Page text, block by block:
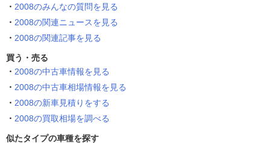
2008のみんなの質問を見る
2008の関連ニュースを見る
2008の関連記事を見る
買う・売る
2008の中古車情報を見る
2008の中古車相場情報を見る
2008の新車見積りをする
2008の買取相場を調べる
似たタイプの車種を探す